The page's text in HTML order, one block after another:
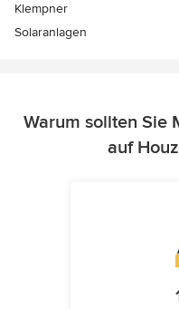
Klempner
Solaranlagen
Warum sollten Sie
auf